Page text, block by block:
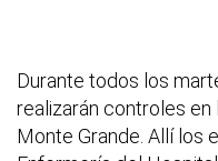
Durante todos los
realizarán controles en
Monte Grande. Allí los